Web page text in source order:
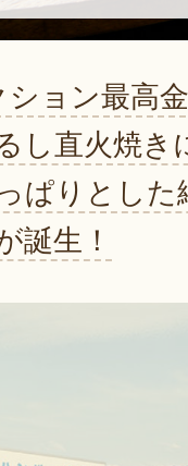
ョン最高
し直火焼き
ぱりとした
誕生！